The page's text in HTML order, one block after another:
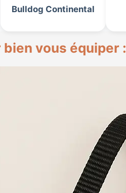
Bulldog Continental
vous équiper :